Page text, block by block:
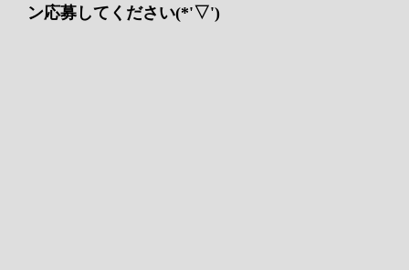
ン応募してください(*'▽')